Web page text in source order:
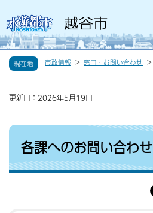
現在地 市政情報 窓口・お問い合わせ
更新日：2026年5月19日
各課へのお問い合わせ